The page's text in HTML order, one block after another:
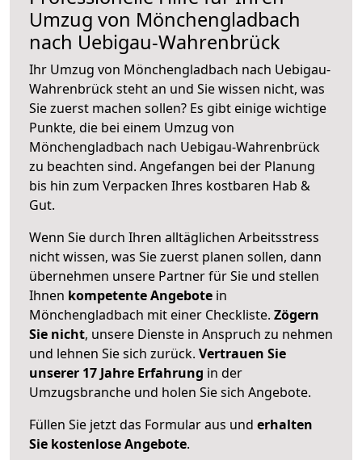
Umzug von Mönchengladbach
nach Uebigau-Wahrenbrück
Ihr Umzug von Mönchengladbach nach Uebigau-
Wahrenbrück steht an und Sie wissen nicht, was
Sie zuerst machen sollen? Es gibt einige wichtige
Punkte, die bei einem Umzug von
Mönchengladbach nach Uebigau-Wahrenbrück
zu beachten sind. Angefangen bei der Planung
bis hin zum Verpacken Ihres kostbaren Hab &
Gut.
Wenn Sie durch Ihren alltäglichen Arbeitsstress
nicht wissen, was Sie zuerst planen sollen, dann
übernehmen unsere Partner für Sie und stellen
Ihnen kompetente Angebote in
Mönchengladbach mit einer Checkliste. Zögern
Sie nicht, unsere Dienste in Anspruch zu nehmen
und lehnen Sie sich zurück. Vertrauen Sie
unserer 17 Jahre Erfahrung in der
Umzugsbranche und holen Sie sich Angebote.
Füllen Sie jetzt das Formular aus und erhalten
Sie kostenlose Angebote.